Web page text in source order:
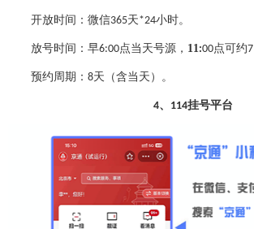
开放时间：微信365天*24小时。
放号时间：早6:00点当天号源， 11:00点可约7
预约周期： 8天（含当天）。
4、 114挂号平台